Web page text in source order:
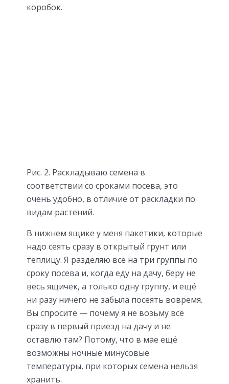
коробок.
Рис. 2. Раскладываю семена в
соответствии со сроками посева, это
очень удобно, в отличие от раскладки по
видам растений.
В нижнем ящике у меня пакетики, которые
надо сеять сразу в открытый грунт или
теплицу. Я разделяю всё на три группы по
сроку посева и, когда еду на дачу, беру не
весь ящичек, а только одну группу, и ещё
ни разу ничего не забыла посеять вовремя.
Вы спросите — почему я не возьму всё
сразу в первый приезд на дачу и не
оставлю там? Потому, что в мае ещё
возможны ночные минусовые
температуры, при которых семена нельзя
хранить.